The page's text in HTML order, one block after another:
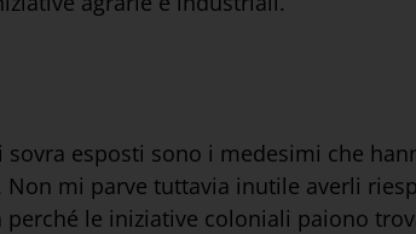
esposti sono i medesimi che
mi parve tuttavia inutile averli
le iniziative coloniali paiono